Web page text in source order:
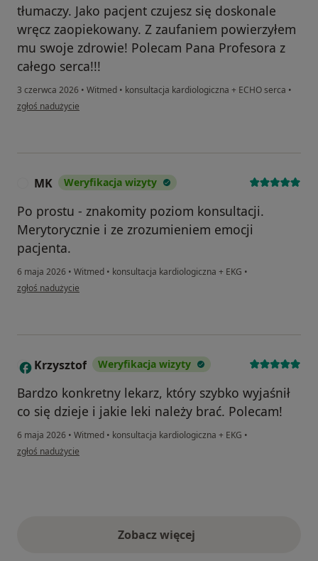
tłumaczy. Jako pacjent czujesz się doskonale
wręcz zaopiekowany. Z zaufaniem powierzyłem
mu swoje zdrowie! Polecam Pana Profesora z
całego serca!!!
3 czerwca 2026 • Witmed • konsultacja kardiologiczna + ECHO serca •
w opinii użytkownika N. W
zgłoś nadużycie
MK Weryfikacja wizyty
Po prostu - znakomity poziom konsultacji.
Merytorycznie i ze zrozumieniem emocji
pacjenta.
6 maja 2026 • Witmed • konsultacja kardiologiczna + EKG •
w opinii użytkownika MK
zgłoś nadużycie
K Krzysztof Weryfikacja wizyty
Bardzo konkretny lekarz, który szybko wyjaśnił
co się dzieje i jakie leki należy brać. Polecam!
6 maja 2026 • Witmed • konsultacja kardiologiczna + EKG •
w opinii użytkownika Krzysztof
zgłoś nadużycie
Zobacz więcejopinie powyżej